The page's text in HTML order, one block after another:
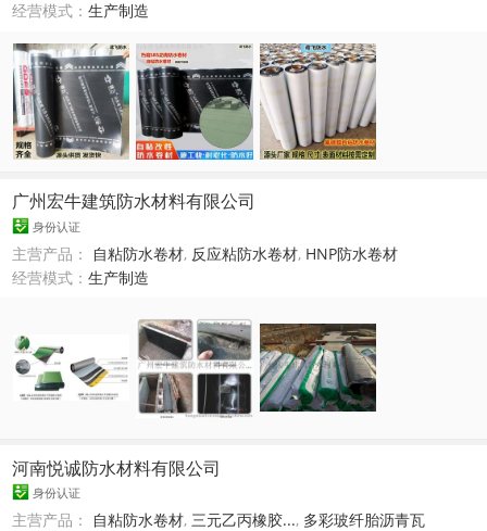
经营模式：生产制造
广州宏牛建筑防水材料有限公司
身份认证
主营产品： 自粘防水卷材, 反应粘防水卷材, HNP防水卷材
经营模式：生产制造
河南悦诚防水材料有限公司
身份认证
主营产品： 自粘防水卷材,三元乙丙橡胶..., 多彩玻纤胎沥青瓦